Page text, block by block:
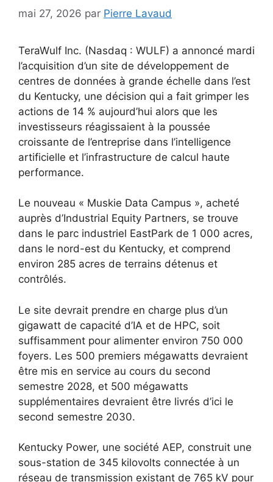
mai 27, 2026 par Pierre Lavaud
TeraWulf Inc. (Nasdaq : WULF) a annoncé mardi
l’acquisition d’un site de développement de
centres de données à grande échelle dans l’est
du Kentucky, une décision qui a fait grimper les
actions de 14 % aujourd’hui alors que les
investisseurs réagissaient à la poussée
croissante de l’entreprise dans l’intelligence
artificielle et l’infrastructure de calcul haute
performance.
Le nouveau « Muskie Data Campus », acheté
auprès d’Industrial Equity Partners, se trouve
dans le parc industriel EastPark de 1 000 acres,
dans le nord-est du Kentucky, et comprend
environ 285 acres de terrains détenus et
contrôlés.
Le site devrait prendre en charge plus d’un
gigawatt de capacité d’IA et de HPC, soit
suffisamment pour alimenter environ 750 000
foyers. Les 500 premiers mégawatts devraient
être mis en service au cours du second
semestre 2028, et 500 mégawatts
supplémentaires devraient être livrés d’ici le
second semestre 2030.
Kentucky Power, une société AEP, construit une
sous-station de 345 kilovolts connectée à un
réseau de transmission existant de 765 kV pour